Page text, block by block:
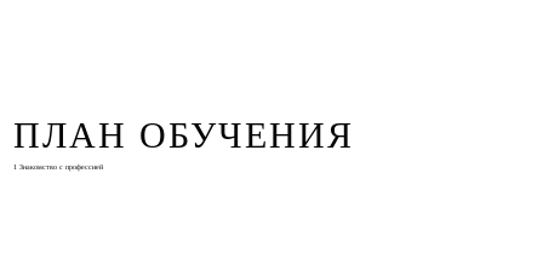
ПЛАН ОБУЧЕНИЯ
1 Знакомство с профессией